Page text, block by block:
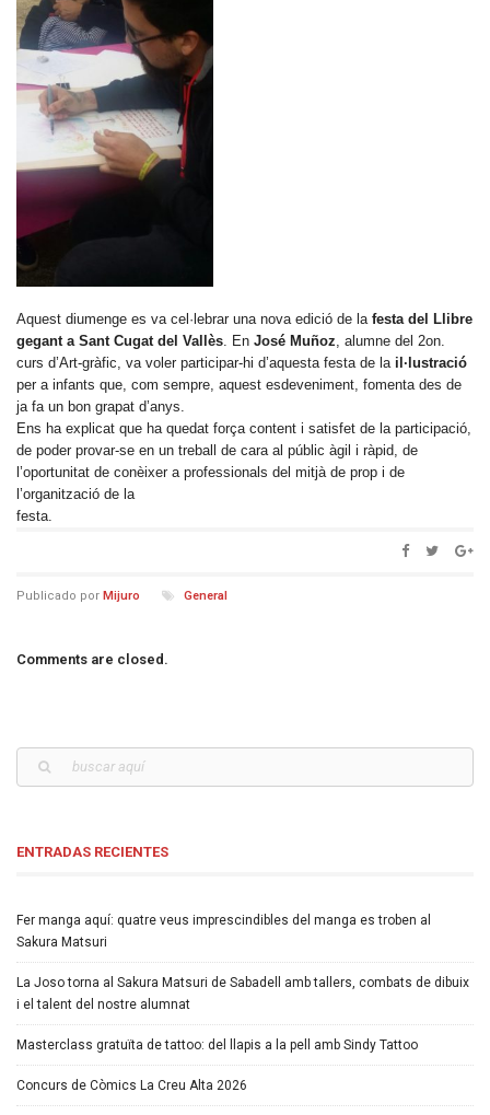
Aquest diumenge es va cel·lebrar una nova edició de la festa del Llibre
gegant a Sant Cugat del Vallès . En José Muñoz , alumne del 2on.
curs d’Art-gràfic, va voler participar-hi d’aquesta festa de la il·lustració
per a infants que, com sempre, aquest esdeveniment, fomenta des de
ja fa un bon grapat d’anys.
Ens ha explicat que ha quedat força content i satisfet de la participació,
de poder provar-se en un treball de cara al públic àgil i ràpid, de
l’oportunitat de conèixer a professionals del mitjà de prop i de
l’organització de la
festa.
Publicado por Mijuro General
Comments are closed.
ENTRADAS RECIENTES
Fer manga aquí: quatre veus imprescindibles del manga es troben al
Sakura Matsuri
La Joso torna al Sakura Matsuri de Sabadell amb tallers, combats de dibuix
i el talent del nostre alumnat
Masterclass gratuïta de tattoo: del llapis a la pell amb Sindy Tattoo
Concurs de Còmics La Creu Alta 2026